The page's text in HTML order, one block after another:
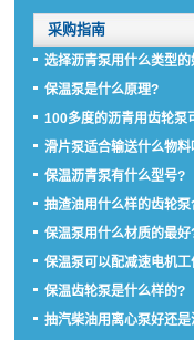
采购指南
选择沥青泵用什么类型
保温泵是什么原理?
100多度的沥青用齿轮泵
滑片泵适合输送什么物料
保温沥青泵有什么型号?
抽渣油用什么样的齿轮泵
保温泵用什么材质的最好
保温泵可以配减速电机工
保温齿轮泵是什么样的?
抽汽柴油用离心泵好还